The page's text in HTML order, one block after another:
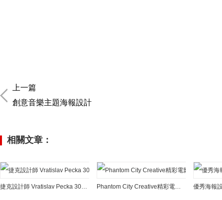
上一篇
創意音樂主題海報設計
相關文章：
捷克設計師 Vratislav Pecka 30張海報設計作品 Phantom City Creative精彩電影海報設計 優秀海報